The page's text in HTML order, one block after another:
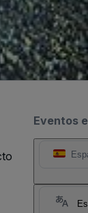
Eventos